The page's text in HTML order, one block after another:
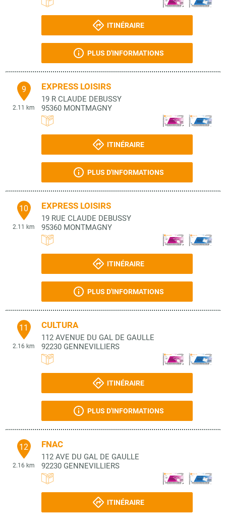
ITINÉRAIRE
PLUS D'INFORMATIONS
9
2.11 km
EXPRESS LOISIRS
19 R CLAUDE DEBUSSY
95360 MONTMAGNY
ITINÉRAIRE
PLUS D'INFORMATIONS
10
2.11 km
EXPRESS LOISIRS
19 RUE CLAUDE DEBUSSY
95360 MONTMAGNY
ITINÉRAIRE
PLUS D'INFORMATIONS
11
2.16 km
CULTURA
112 AVENUE DU GAL DE GAULLE
92230 GENNEVILLIERS
ITINÉRAIRE
PLUS D'INFORMATIONS
12
2.16 km
FNAC
112 AVE DU GAL DE GAULLE
92230 GENNEVILLIERS
ITINÉRAIRE